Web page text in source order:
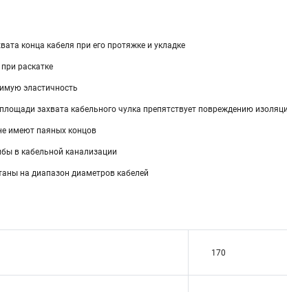
конца кабеля при его протяжке и укладке
раскатке
эластичность
захвата кабельного чулка препятствует повреждению
имеют паяных концов
в кабельной канализации
на диапазон диаметров кабелей
170